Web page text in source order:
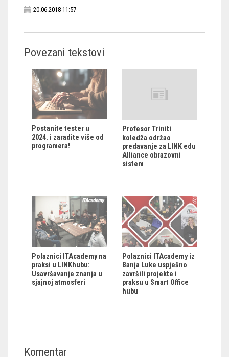
20.06.2018 11:57
Povezani tekstovi
Postanite tester u
2024. i zaradite više od
programera!
Profesor Triniti
koledža održao
predavanje za LINK edu
Alliance obrazovni
sistem
Polaznici ITAcademy na
praksi u LINKhubu:
Usavršavanje znanja u
sjajnoj atmosferi
Polaznici ITAcademy iz
Banja Luke uspješno
završili projekte i
praksu u Smart Office
hubu
Komentar